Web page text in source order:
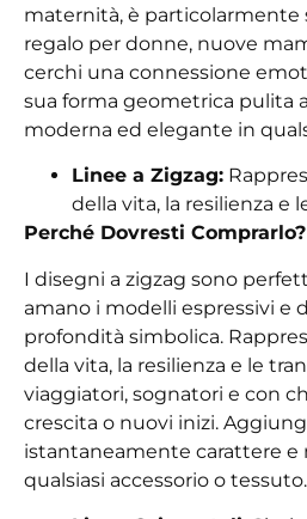
maternità, è particolarmente
regalo per donne, nuove
cerchi una connessione
sua forma geometrica pulita
moderna ed elegante in
Linee a Zigzag:
della vita, la resilienza e
Perché Dovresti Comprarlo?
I disegni a zigzag sono
amano i modelli espressivi e
profondità simbolica.
della vita, la resilienza e le
viaggiatori, sognatori e con
crescita o nuovi inizi.
istantaneamente carattere e
qualsiasi accessorio o tessuto.